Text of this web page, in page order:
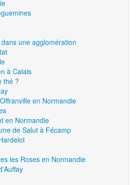
une agglomération
à Calais
thé ?
en Normandie
en Normandie
de Salut à Fécamp
les Roses en Normandie